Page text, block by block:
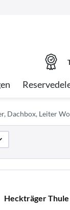
Dachbox, Leiter
Heckträger Thule